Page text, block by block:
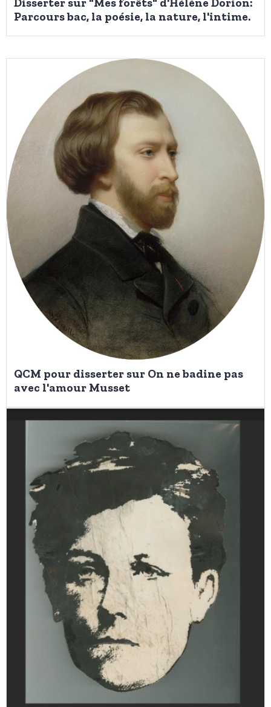
Disserter sur "Mes forêts" d'Hélène Dorion:
Parcours bac, la poésie, la nature, l'intime.
QCM pour disserter sur On ne badine pas
avec l'amour Musset